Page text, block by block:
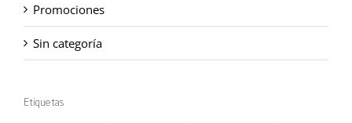
Promociones
Sin categoría
Etiquetas